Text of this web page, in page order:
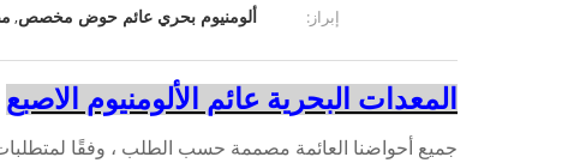
إبراز:
ألومنيوم بحري عائم حوض مخصص,
المعدات البحرية عائم الألومنيوم الاصبع
جميع أحواضنا العائمة مصممة حسب الطلب ، وفقًا